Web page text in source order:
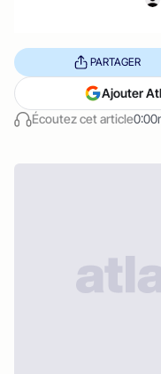
Écoutez cet article
PARTAGER
Ajouter